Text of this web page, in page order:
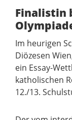
Finalistin
Im heurigen
Diözesen
ein Essay-
katholischen
12./13.